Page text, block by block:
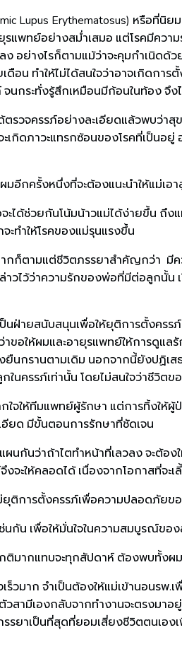
Lupus Erythematosus) หรือที่
แพทย์อย่างสม่ำเสมอ แต่โรคมีคว
ลง อย่างไรก็ตามแม้ว่าจะคุมกำเนิ
ดือน ทำให้ไม่ได้สนใจว่าอาจเกิด
จนกระทั่งรู้สึกเหมือนมีก้อนในท้อง
วจครรภ์อย่างละเอียดแล้วพบว่า
กิดภาวะแทรกซ้อนของโรคที่เป็นอ
อีกครั้งหนึ่งที่จะต้องแนะนำให้แม่เอ
ได้ช่วยกันโน้มน้าวแม่ได้ง่ายขึ้น ถึ
ะทำให้โรคของแม่รุนแรงขึ้น
มากก็ตามแต่ชีวิตภรรยาสำคัญกว่า
วไว้ว่าความรักของพ่อที่มีต่อลูกนั้
ฝ่ายสนับสนุนเพื่อให้ยุติการตั้งคร
อให้ผมและอายุรแพทย์ให้การดูแล
นกรานตามเดิม นอกจากนี้ยังปฏิเส
ครรภ์เท่านั้น โดยไม่สนใจว่าชีวิตขอ
กใจให้ทีมแพทย์ผู้รักษา แต่การทิ้ง
ยด มีขั้นตอนการรักษาที่ชัดเจน
นกันว่าถ้าไตทำหน้าที่เลวลง จะต้
ะให้คลอดได้ เนื่องจากโอกาสที่จะเ
ติการตั้งครรภ์เพื่อความปลอดภัยข
นกัน เพื่อให้มั่นใจในความสมบูรณ์ขอ
ากแทบจะทุกสัปดาห์ ต้องพบทั้งผ
มาก จำเป็นต้องให้แม่เข้านอนรพ.
สามีเองกลับจากทำงานจะตรงมา
ยาเป็นที่สุดที่ยอมเสี่ยงชีวิตตนเอง